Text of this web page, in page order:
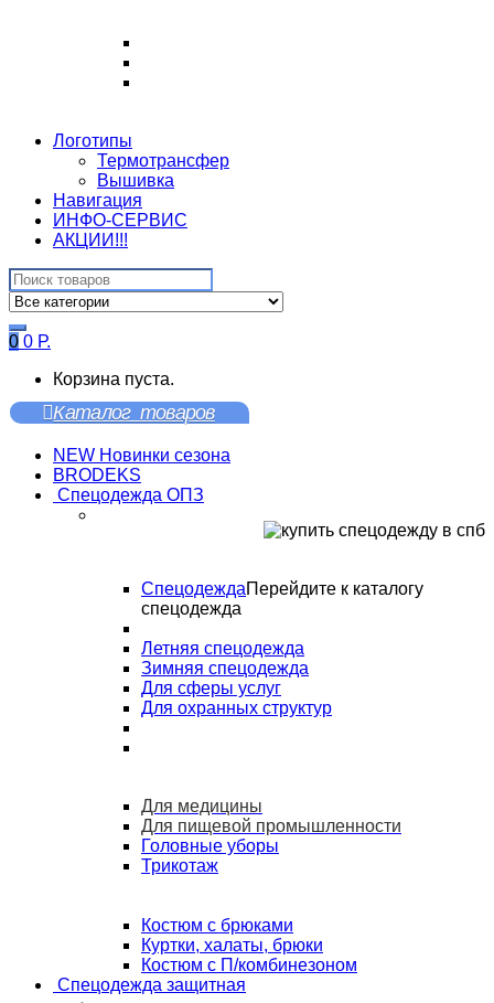
Логотипы
Термотрансфер
Вышивка
Навигация
ИНФО-СЕРВИС
АКЦИИ!!!
Search
for:
0 0 Р.
Корзина пуста.
Каталог товаров
NEW Новинки сезона
BRODEKS
Спецодежда ОПЗ
СпецодеждаПерейдите к каталогу
спецодежда
Летняя спецодежда
Зимняя спецодежда
Для сферы услуг
Для охранных структур
Для медицины
Для пищевой промышленности
Головные уборы
Трикотаж
Костюм с брюками
Куртки, халаты, брюки
Костюм с П/комбинезоном
Спецодежда защитная